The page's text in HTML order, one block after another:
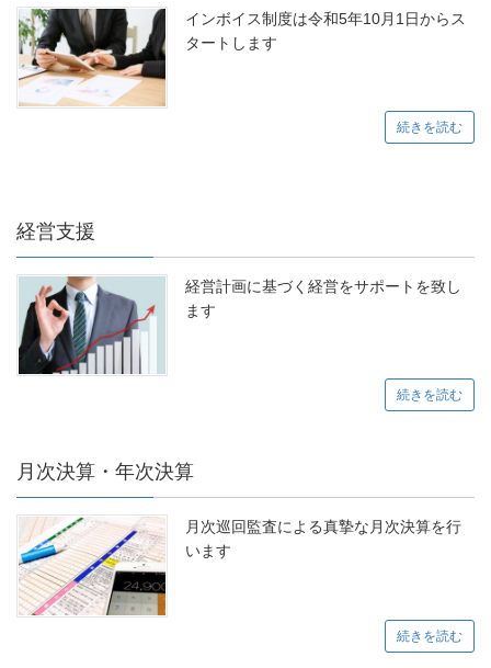
インボイス制度は令和5年10月1日からス
タートします
続きを読む
経営支援
経営計画に基づく経営をサポートを致し
ます
続きを読む
月次決算・年次決算
月次巡回監査による真摯な月次決算を行
います
続きを読む